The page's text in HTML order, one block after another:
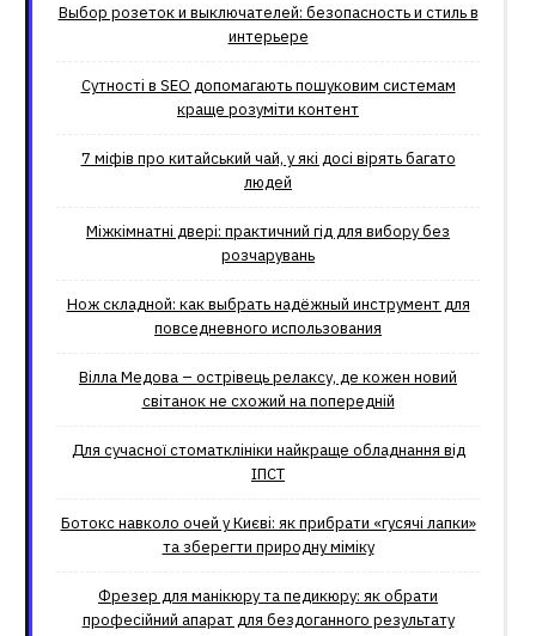
Выбор розеток и выключателей: безопасность и стиль в
интерьере
Сутності в SEO допомагають пошуковим системам
краще розуміти контент
7 міфів про китайський чай, у які досі вірять багато
людей
Міжкімнатні двері: практичний гід для вибору без
розчарувань
Нож складной: как выбрать надёжный инструмент для
повседневного использования
Вілла Медова – острівець релаксу, де кожен новий
світанок не схожий на попередній
Для сучасної стоматклініки найкраще обладнання від
ІПСТ
Ботокс навколо очей у Києві: як прибрати «гусячі лапки»
та зберегти природну міміку
Фрезер для манікюру та педикюру: як обрати
професійний апарат для бездоганного результату